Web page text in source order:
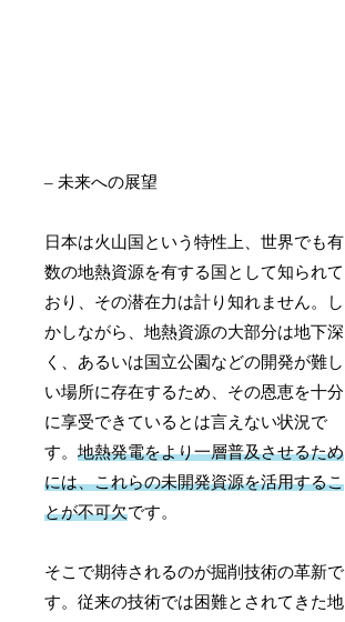
– 未来への展望
日本は火山国という特性上、世界でも有
数の地熱資源を有する国として知られて
おり、その潜在力は計り知れません。し
かしながら、地熱資源の大部分は地下深
く、あるいは国立公園などの開発が難し
い場所に存在するため、その恩恵を十分
に享受できているとは言えない状況で
す。地熱発電をより一層普及させるため
には、これらの未開発資源を活用するこ
とが不可欠です。
そこで期待されるのが掘削技術の革新で
す。従来の技術では困難とされてきた地